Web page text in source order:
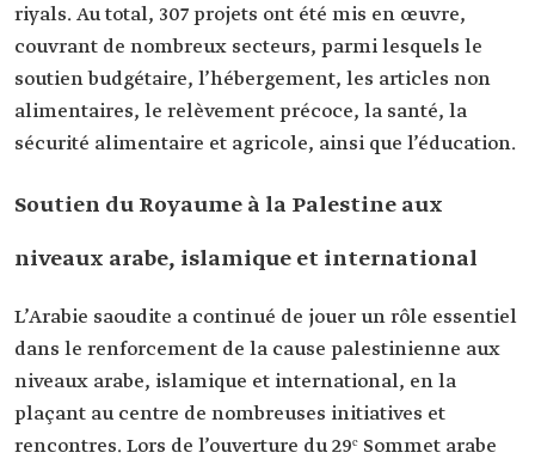
riyals. Au total, 307 projets ont été mis en œuvre,
couvrant de nombreux secteurs, parmi lesquels le
soutien budgétaire, l’hébergement, les articles non
alimentaires, le relèvement précoce, la santé, la
sécurité alimentaire et agricole, ainsi que l’éducation.
Soutien du Royaume à la Palestine aux
niveaux arabe, islamique et international
L’Arabie saoudite a continué de jouer un rôle essentiel
dans le renforcement de la cause palestinienne aux
niveaux arabe, islamique et international, en la
plaçant au centre de nombreuses initiatives et
rencontres. Lors de l’ouverture du 29ᵉ Sommet arabe